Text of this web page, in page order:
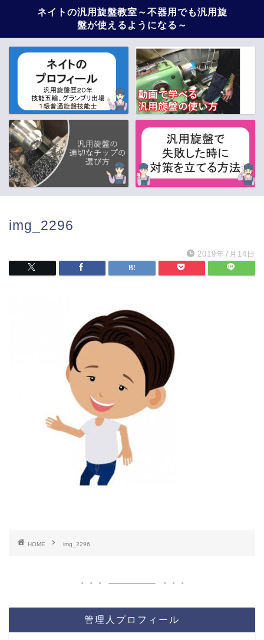
ネイトの汎用旋盤教室～不器用でも汎用旋
盤が使えるようになる～
img_2296
2019年7月14日
HOME img_2296
管理人プロフィール